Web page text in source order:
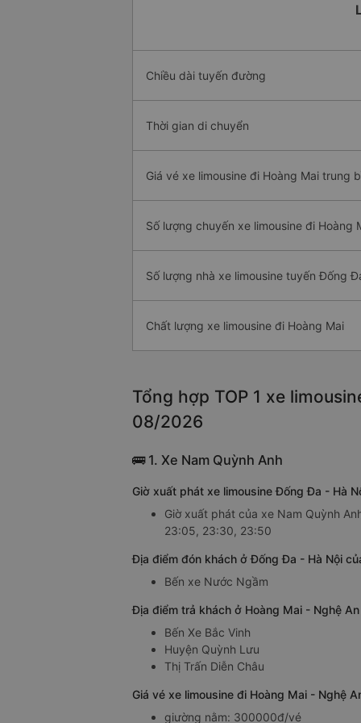
Chiều dài tuyến đường
Thời gian di chuyển
Giá vé xe limousine đi Hoàng Mai trung
Số lượng chuyến xe limousine đi Hoàng
Số lượng nhà xe limousine tuyến Đống
Chất lượng xe limousine đi Hoàng Mai
Tổng hợp TOP 1 xe
08/2026
🚌 1. Xe Nam Quỳnh Anh
Giờ xuất phát xe limousine Đống Đa - Hà
Giờ xuất phát của xe Nam Quỳnh
23:05, 23:30, 23:50
Địa điểm đón khách ở Đống Đa - Hà Nội
Bến xe Nước Ngầm
Địa điểm trả khách ở Hoàng Mai - Nghệ
Bến Xe Bắc Vinh
Huyện Quỳnh Lưu
Thị Trấn Diễn Châu
Giá vé xe limousine đi Hoàng Mai - Nghệ
giường nằm: 300000đ/vé